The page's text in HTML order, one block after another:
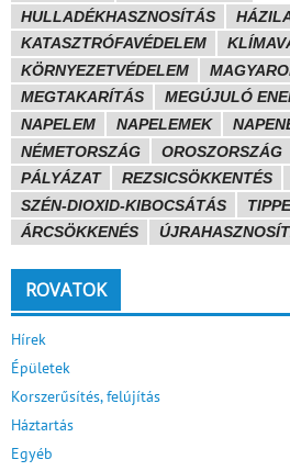
HULLADÉKHASZNOSÍTÁS
KATASZTRÓFAVÉDELEM
KÖRNYEZETVÉDELEM
MEGTAKARÍTÁS
MEGÚJULÓ
NAPELEM
NAPELEMEK
NÉMETORSZÁG
OROSZORSZÁG
PÁLYÁZAT
REZSICSÖKKENTÉS
SZÉN-DIOXID-KIBOCSÁTÁS
ÁRCSÖKKENÉS
ROVATOK
Hírek
Épületek
Korszerűsítés, felújítás
Háztartás
Egyéb